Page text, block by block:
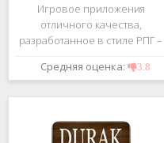
Игровое приложения
отличного качества,
разработанное в стиле РПГ –
это, конечно же, Dark
Avenger. В ней вы сможете
большое количество
проблем на свою
Средняя оценка: 3.8